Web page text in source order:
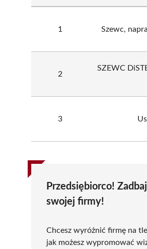
1 Szewc,
2
SZEWC
3
Przedsiębiorco!
swojej firmy!
Chcesz wyróżnić firmę na
jak możesz wypromować